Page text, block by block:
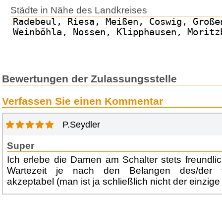
Städte in Nähe des Landkreises
Radebeul, Riesa, Meißen, Coswig,
Weinböhla, Nossen, Klipphausen,
Bewertungen der Zulassungsstelle
Verfassen Sie einen Kommentar
P.Seydler
Super
Ich erlebe die Damen am Schalter stets
Wartezeit je nach den Belangen des/der
akzeptabel (man ist ja schließlich nicht der